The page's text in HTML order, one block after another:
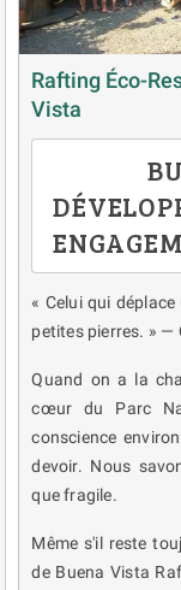
Rafting Éco-
Vista
« Celui qui
petites pierres. » —
Quand on a la
cœur du Parc
conscience
devoir. Nous
que fragile.
Même s'il reste
de Buena Vista